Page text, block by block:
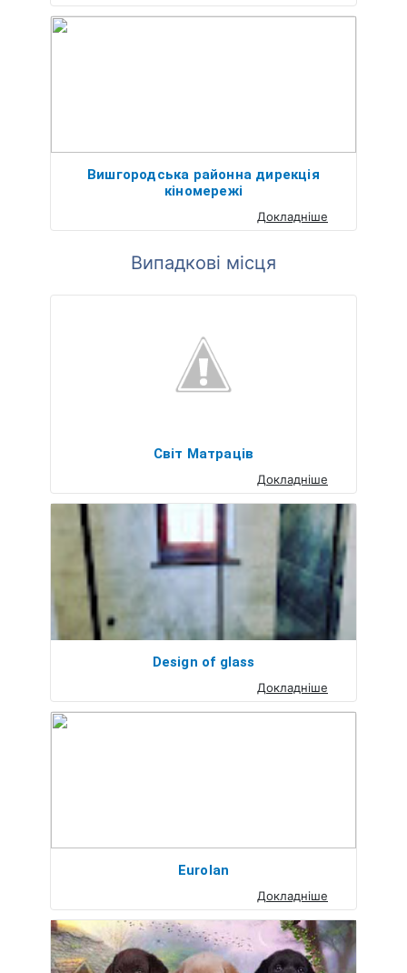
Вишгородська районна дирекція
кіномережі
Докладніше
Випадкові місця
Світ Матраців
Докладніше
Design of glass
Докладніше
Eurolan
Докладніше